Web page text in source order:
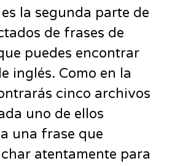
la segunda parte de
de frases de
puedes encontrar
inglés. Como en la
cinco archivos
uno de ellos
una frase que
atentamente para